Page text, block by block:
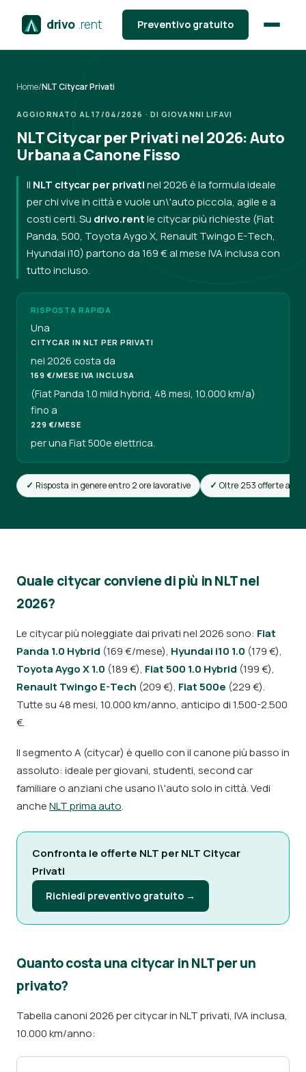
drivo .rent Preventivo gratuito
Home/NLT Citycar Privati
AGGIORNATO AL 17/04/2026 · DI GIOVANNI LIFAVI
NLT Citycar per Privati nel 2026: Auto
Urbana a Canone Fisso
Il NLT citycar per privatinel 2026 è la formula ideale
per chi vive in città e vuole un\'auto piccola, agile e a
costi certi. Su drivo.rentle citycar più richieste (Fiat
Panda, 500, Toyota Aygo X, Renault Twingo E-Tech,
Hyundai i10) partono da 169 € al mese IVA inclusa con
tutto incluso.
RISPOSTA RAPIDA
Una
CITYCAR IN NLT PER PRIVATI
nel 2026 costa da
169 €/MESE IVA INCLUSA
(Fiat Panda 1.0 mild hybrid, 48 mesi, 10.000 km/a)
fino a
229 €/MESE
per una Fiat 500e elettrica.
Risposta in genere entro 2 ore lavorative Oltre 253 offerte attive
Quale citycar conviene di più in NLT nel
2026?
Le citycar più noleggiate dai privati nel 2026 sono: Fiat
Panda 1.0 Hybrid (169 €/mese), Hyundai i10 1.0 (179 €),
Toyota Aygo X 1.0 (189 €), Fiat 500 1.0 Hybrid (199 €),
Renault Twingo E-Tech (209 €), Fiat 500e (229 €).
Tutte su 48 mesi, 10.000 km/anno, anticipo di 1.500-2.500
€.
Il segmento A (citycar) è quello con il canone più basso in
assoluto: ideale per giovani, studenti, second car
familiare o anziani che usano l\'auto solo in città. Vedi
ancheNLT prima auto.
Confronta le offerte NLT per NLT Citycar
Privati
Richiedi preventivo gratuito →
Quanto costa una citycar in NLT per un
privato?
Tabella canoni 2026 per citycar in NLT privati, IVA inclusa,
10.000 km/anno: